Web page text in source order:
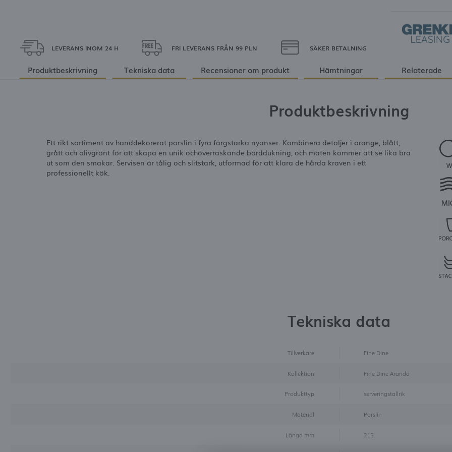
LEVERANS INOM 24 H FRI LEVERANS FRÅN 99 PLN SÄKER BETALNING
Produktbeskrivning Tekniska data Recensioner om produkt Hämtningar Relaterade
Produktbeskrivning
Ett rikt sortiment av handdekorerat porslin i fyra färgstarka nyanser. Kombinera detaljer i orange, blått,
grått och olivgrönt för att skapa en unik ochöverraskande borddukning, och maten kommer att se lika bra
ut som den smakar. Servisen är tålig och slitstark, utformad för att klara de hårda kraven i ett
professionellt kök.
Tekniska data
Tillverkare Fine Dine
Kollektion Fine Dine Arando
Produkttyp serveringstallrik
Material Porslin
Längd mm 215